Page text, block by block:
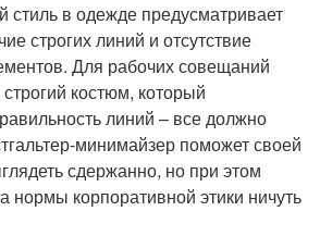
стиль в одежде предусматривает
строгих линий и отсутствие
Для рабочих совещаний
костюм, который
линий – все должно
минимайзер поможет своей
сдержанно, но при этом
нормы корпоративной этики ничуть